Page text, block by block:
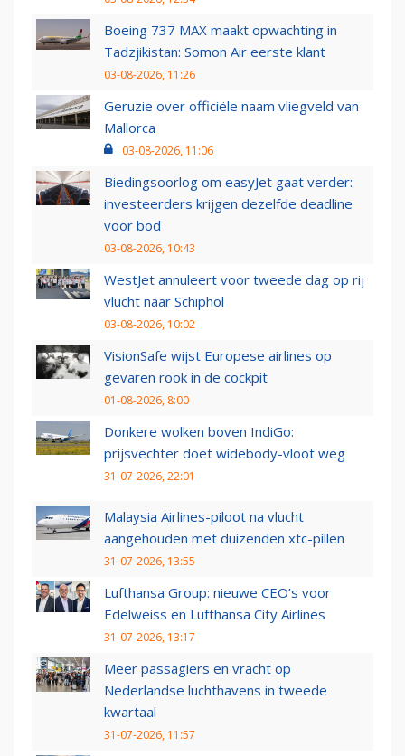
Boeing 737 MAX maakt opwachting in
Tadzjikistan: Somon Air eerste klant
03-08-2026, 11:26
Geruzie over officiële naam vliegveld van
Mallorca
03-08-2026, 11:06
Biedingsoorlog om easyJet gaat verder:
investeerders krijgen dezelfde deadline
voor bod
03-08-2026, 10:43
WestJet annuleert voor tweede dag op rij
vlucht naar Schiphol
03-08-2026, 10:02
VisionSafe wijst Europese airlines op
gevaren rook in de cockpit
01-08-2026, 8:00
Donkere wolken boven IndiGo:
prijsvechter doet widebody-vloot weg
31-07-2026, 22:01
Malaysia Airlines-piloot na vlucht
aangehouden met duizenden xtc-pillen
31-07-2026, 13:55
Lufthansa Group: nieuwe CEO’s voor
Edelweiss en Lufthansa City Airlines
31-07-2026, 13:17
Meer passagiers en vracht op
Nederlandse luchthavens in tweede
kwartaal
31-07-2026, 11:57